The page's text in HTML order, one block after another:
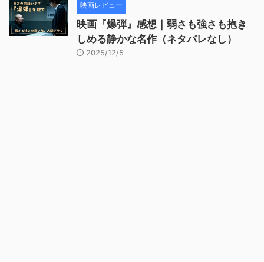
映画レビュー
映画『爆弾』感想｜弱さも強さも抱き
しめる静かな名作（ネタバレなし）
2025/12/5